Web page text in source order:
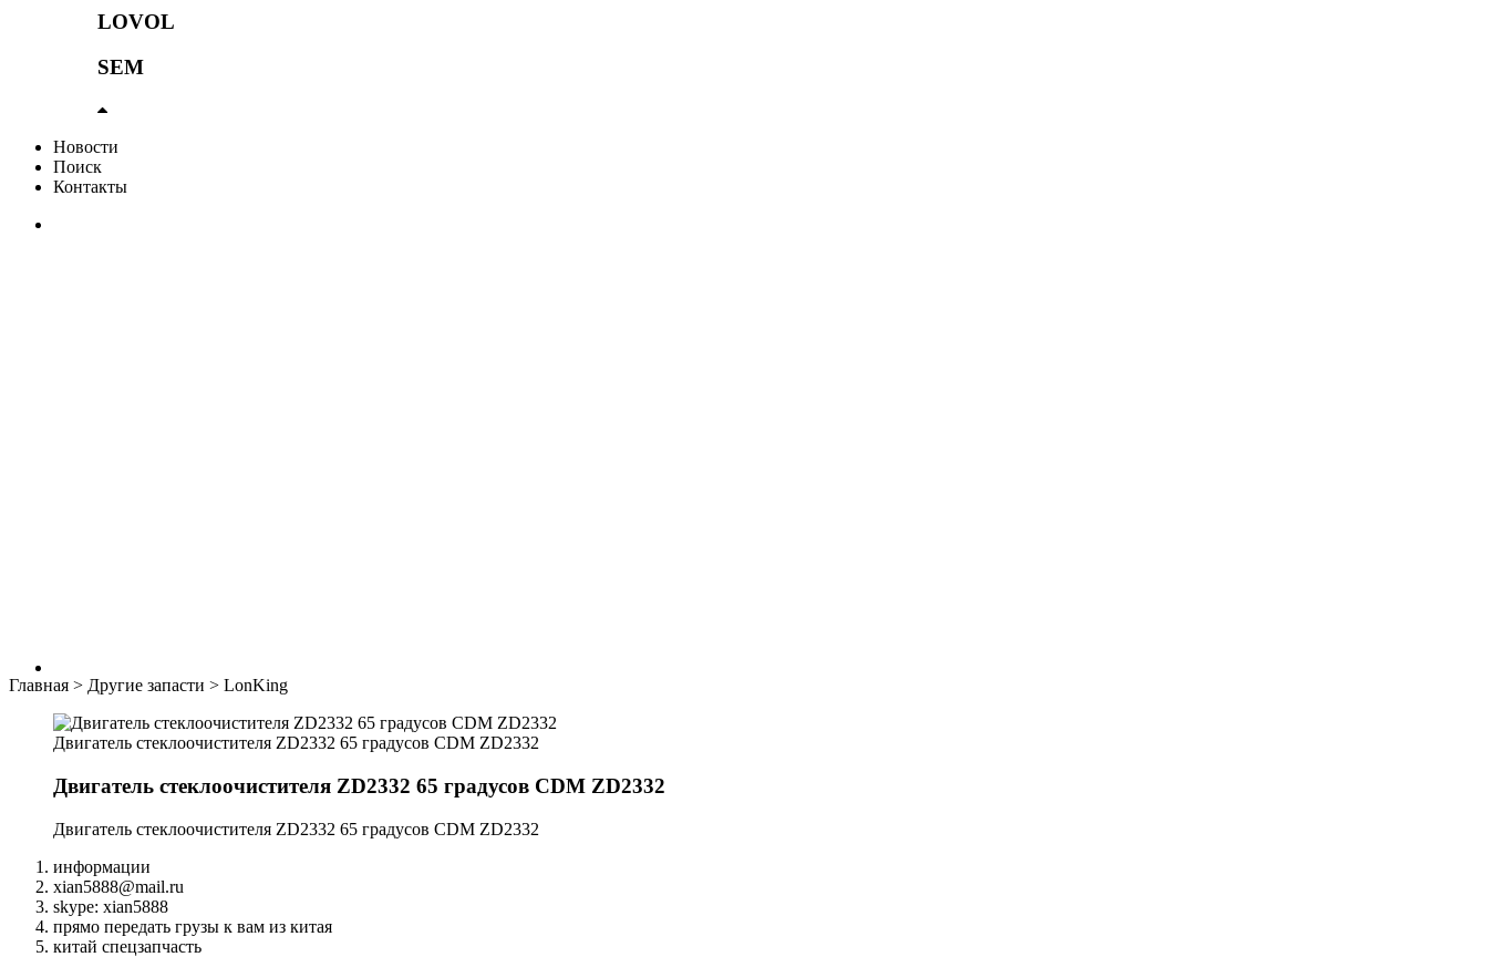
LOVOL
SEM
Новости
Поиск
Контакты
Главная > Другие запасти > LonKing
Двигатель стеклоочистителя ZD2332 65 градусов CDM ZD2332
Двигатель стеклоочистителя ZD2332 65 градусов CDM ZD2332
Двигатель стеклоочистителя ZD2332 65 градусов CDM ZD2332
информации
xian5888@mail.ru
skype: xian5888
прямо передать грузы к вам из китая
китай спецзапчасть